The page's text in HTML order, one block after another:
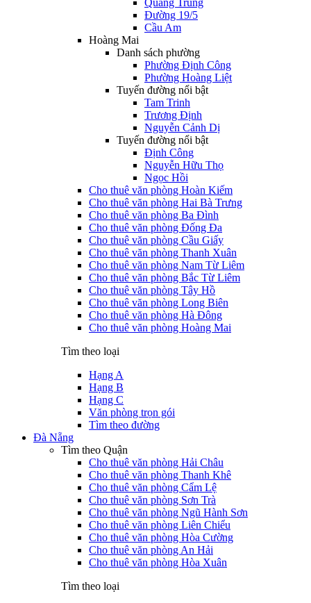
Quang Trung
Đường 19/5
Cầu Am
Hoàng Mai
Danh sách phường
Phường Định Công
Phường Hoàng Liệt
Tuyến đường nổi bật
Tam Trinh
Trương Định
Nguyễn Cảnh Dị
Tuyến đường nổi bật
Định Công
Nguyễn Hữu Thọ
Ngọc Hồi
Cho thuê văn phòng Hoàn Kiếm
Cho thuê văn phòng Hai Bà Trưng
Cho thuê văn phòng Ba Đình
Cho thuê văn phòng Đống Đa
Cho thuê văn phòng Cầu Giấy
Cho thuê văn phòng Thanh Xuân
Cho thuê văn phòng Nam Từ Liêm
Cho thuê văn phòng Bắc Từ Liêm
Cho thuê văn phòng Tây Hồ
Cho thuê văn phòng Long Biên
Cho thuê văn phòng Hà Đông
Cho thuê văn phòng Hoàng Mai
Tìm theo loại
Hạng A
Hạng B
Hạng C
Văn phòng trọn gói
Tìm theo đường
Đà Nẵng
Tìm theo Quận
Cho thuê văn phòng Hải Châu
Cho thuê văn phòng Thanh Khê
Cho thuê văn phòng Cẩm Lệ
Cho thuê văn phòng Sơn Trà
Cho thuê văn phòng Ngũ Hành Sơn
Cho thuê văn phòng Liên Chiểu
Cho thuê văn phòng Hòa Cường
Cho thuê văn phòng An Hải
Cho thuê văn phòng Hòa Xuân
Tìm theo loại